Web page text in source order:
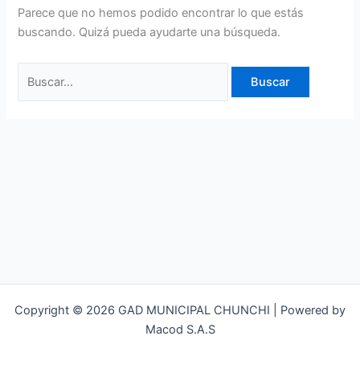
Parece que no hemos podido encontrar lo que estás
buscando. Quizá pueda ayudarte una búsqueda.
Copyright © 2026 GAD MUNICIPAL CHUNCHI | Powered by
Macod S.A.S